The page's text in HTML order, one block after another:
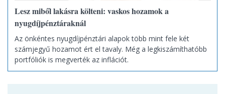
Lesz miből lakásra költeni: vaskos hozamok a
nyugdíjpénztáraknál
Az önkéntes nyugdíjpénztári alapok több mint fele két
számjegyű hozamot ért el tavaly. Még a legkiszámíthatóbb
portfóliók is megverték az inflációt.